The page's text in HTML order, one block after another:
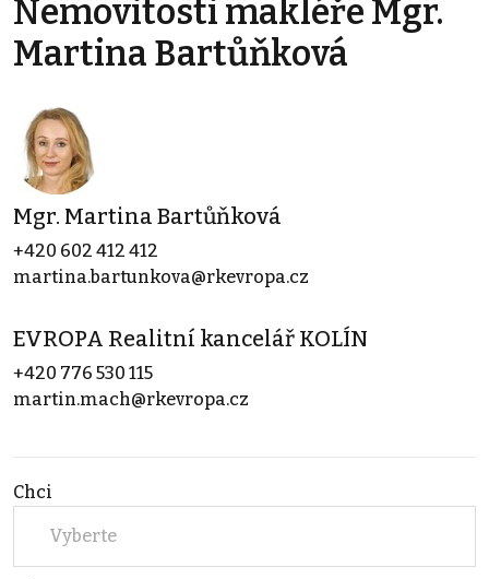
Nemovitosti makléře Mgr.
Martina Bartůňková
Mgr. Martina Bartůňková
+420 602 412 412
martina.bartunkova@rkevropa.cz
EVROPA Realitní kancelář KOLÍN
+420 776 530 115
martin.mach@rkevropa.cz
Chci
Vyberte